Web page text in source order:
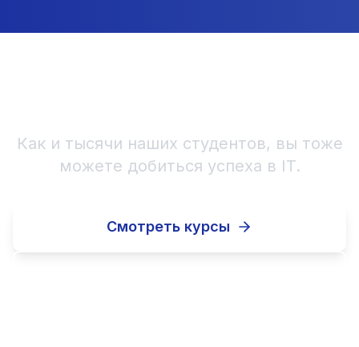
Как и тысячи наших студентов, вы тоже
можете добиться успеха в IT.
Смотреть курсы